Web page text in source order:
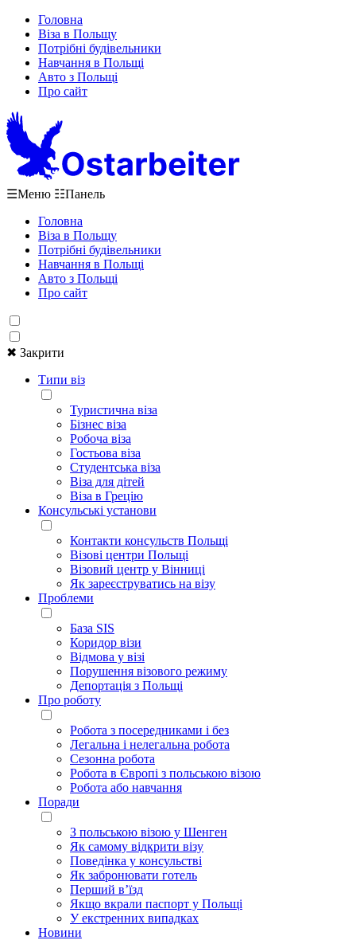
Головна
Віза в Польщу
Потрібні будівельники
Навчання в Польщі
Авто з Польщі
Про сайт
☰Меню ☷Панель
Головна
Віза в Польщу
Потрібні будівельники
Навчання в Польщі
Авто з Польщі
Про сайт
✖ Закрити
Типи віз
Туристична віза
Бізнес віза
Робоча віза
Гостьова віза
Студентська віза
Віза для дітей
Віза в Грецію
Консульські установи
Контакти консульств Польщі
Візові центри Польщі
Візовий центр у Вінниці
Як зареєструватись на візу
Проблеми
База SIS
Коридор візи
Відмова у візі
Порушення візового режиму
Депортація з Польщі
Про роботу
Робота з посередниками і без
Легальна і нелегальна робота
Сезонна робота
Робота в Європі з польською візою
Робота або навчання
Поради
З польською візою у Шенген
Як самому відкрити візу
Поведінка у консульстві
Як забронювати готель
Перший в’їзд
Якщо вкрали паспорт у Польщі
У екстренних випадках
Новини